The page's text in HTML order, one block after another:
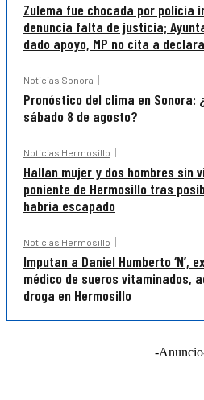
Zulema fue chocada por policía
denuncia falta de justicia;
dado apoyo, MP no cita a
Noticias Sonora
Pronóstico del clima en Sonora:
sábado 8 de agosto?
Noticias Hermosillo
Hallan mujer y dos hombres sin
poniente de Hermosillo tras
habría escapado
Noticias Hermosillo
Imputan a Daniel Humberto ‘N’,
médico de sueros vitaminados,
droga en Hermosillo
-